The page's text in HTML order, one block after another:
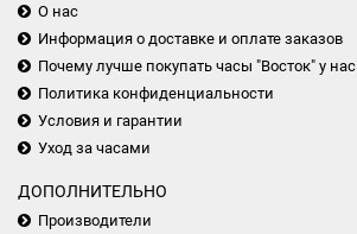
О нас
Информация о доставке и оплате заказов
Почему лучше покупать часы "Восток" у нас
Политика конфиденциальности
Условия и гарантии
Уход за часами
ДОПОЛНИТЕЛЬНО
Производители